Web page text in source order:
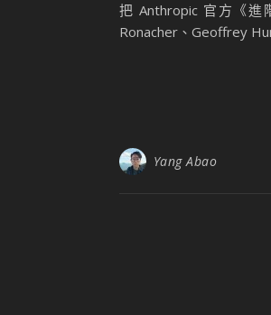
把 Anthropic 官方《進
Ronacher、Geoffrey
Yang Abao